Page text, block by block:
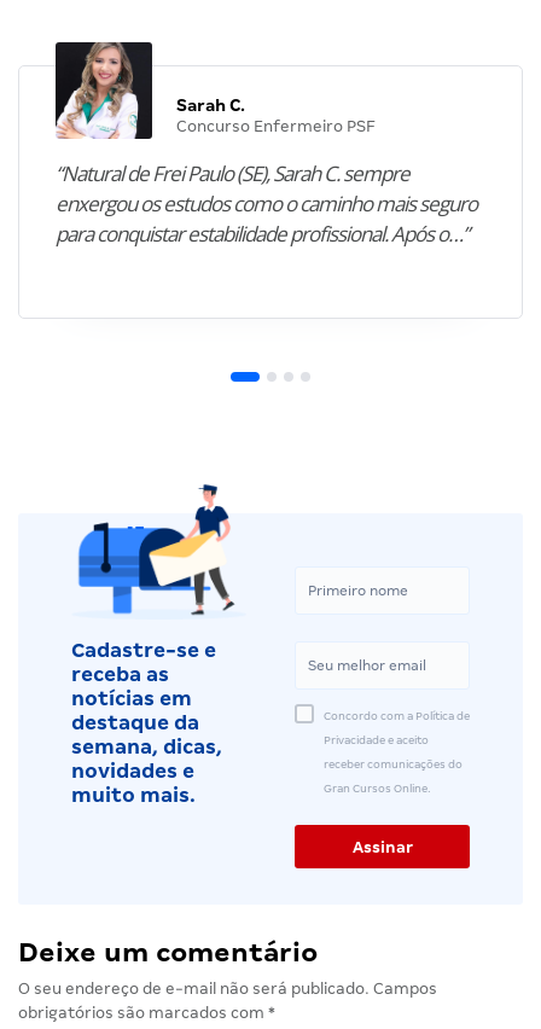
Sarah C.
Concurso Enfermeiro PSF
“Natural de Frei Paulo (SE), Sarah C. sempre
enxergou os estudos como o caminho mais seguro
para conquistar estabilidade profissional. Após o…”
Cadastre-se e
receba as
notícias em
destaque da
semana, dicas,
novidades e
muito mais.
Concordo com a Política de
Privacidade e aceito
receber comunicações do
Gran Cursos Online.
Deixe um comentário
O seu endereço de e-mail não será publicado. Campos
obrigatórios são marcados com *